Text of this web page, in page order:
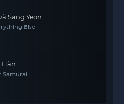
Sang Yeon
Else
Hàn
Samurai